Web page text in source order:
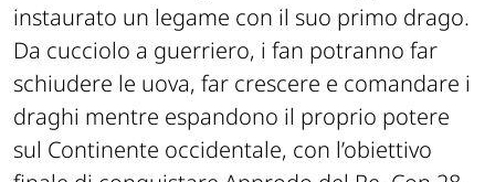
instaurato un legame con il suo primo drago.
Da cucciolo a guerriero, i fan potranno far
schiudere le uova, far crescere e comandare i
draghi mentre espandono il proprio potere
sul Continente occidentale, con l’obiettivo